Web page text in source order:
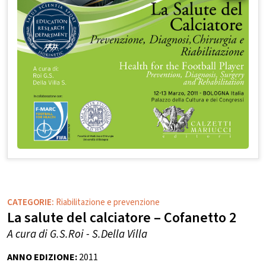
CATEGORIE: Riabilitazione e prevenzione
La salute del calciatore – Cofanetto 2
A cura di G.S.Roi - S.Della Villa
ANNO EDIZIONE:2011